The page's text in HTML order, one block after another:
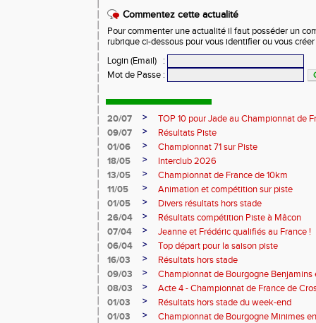
Commentez cette actualité
Pour commenter une actualité il faut posséder un
rubrique ci-dessous pour vous identifier ou vous
Login (Email)
:
Mot de Passe :
20/07 >
TOP 10 pour Jade au Championnat de
09/07
>
Résultats Piste
01/06
>
Championnat 71 sur Piste
18/05
>
Interclub 2026
13/05
>
Championnat de France de 10km
11/05
>
Animation et compétition sur piste
01/05
>
Divers résultats hors stade
26/04
>
Résultats compétition Piste à Mâcon
07/04
>
Jeanne et Frédéric qualifiés au France !
06/04
>
Top départ pour la saison piste
16/03
>
Résultats hors stade
09/03
>
Championnat de Bourgogne Benjamins
08/03
>
Acte 4 - Championnat de France de
01/03
>
Résultats hors stade du week-end
01/03
>
Championnat de Bourgogne Minimes